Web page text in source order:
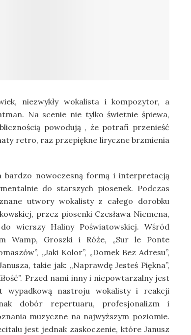
niezwykły wokalista i kompozytor, a
Na scenie nie tylko świetnie śpiewa,
powodują , że potrafi przenieść
retro, raz przepiękne liryczne brzmienia
bardzo nowoczesną formą i interpretacją
do starszych piosenek. Podczas
utwory wokalisty z całego dorobku
przez piosenki Czesława Niemena,
wierszy Haliny Poświatowskiej. Wśród
Wamp, Groszki i Róże, „Sur le Ponte
„Jaki Kolor”, „Domek Bez Adresu”,
takie jak: „Naprawdę Jesteś Piękna”,
Przed nami inny i niepowtarzalny jest
wypadkową nastroju wokalisty i reakcji
dobór repertuaru, profesjonalizm i
muzyczne na najwyższym poziomie.
jest jednak zaskoczenie, które Janusz